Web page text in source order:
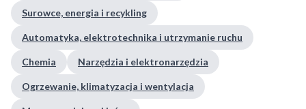
Surowce, energia i recykling
Automatyka, elektrotechnika i utrzymanie ruchu
Chemia Narzędzia i elektronarzędzia
Ogrzewanie, klimatyzacja i wentylacja